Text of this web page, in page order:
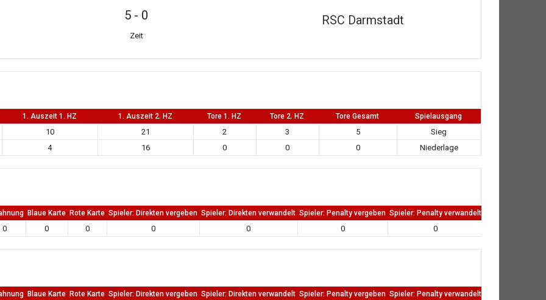
RSC Darmstadt
5 - 0
Zeit
1. Auszeit 1. HZ 1. Auszeit 2. HZ Tore 1. HZ Tore 2. HZ Tore Gesamt Spielausgang
10 21 2 3 5
Sieg
4 16 0 0 0 Niederlage
Blaue Karte Rote Karte Spieler: Direkten vergeben Spieler: Direkten verwandelt Spieler: Penalty vergeben Spieler: Penalty verwandelt
0 0 0 0 0 0 0
Blaue Karte Rote Karte Spieler: Direkten vergeben Spieler: Direkten verwandelt Spieler: Penalty vergeben Spieler: Penalty verwandelt